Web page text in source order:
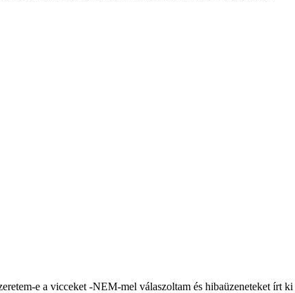
e a vicceket -NEM-mel válaszoltam és hibaüzeneteket írt